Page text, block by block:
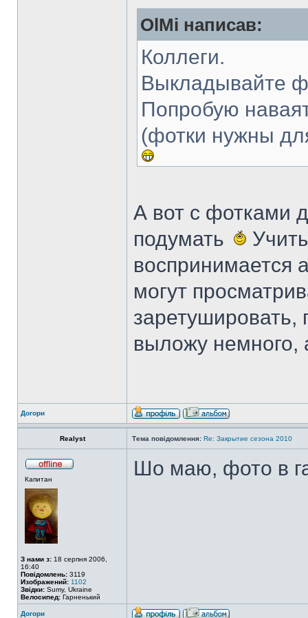
OlMi написав:
Коллеги.
Выкладывайте
Попробую
(фотки нужны
А вот с фотками
подумать
воспринимается
могут
заретушировать,
выложу немного,
Догори
Realyst Тема повідомлення: Re: Закрытие сезона 2010
Капитан
З нами з: 18 серпня 2006,
16:40
Повідомлень: 3119
Изображений: 1102
Звідки: Sumy, Ukraine
Велосипед: Гарненький
Шо маю, фото в
Догори